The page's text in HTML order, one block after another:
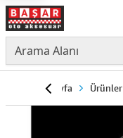
Anasayfa Ürünler